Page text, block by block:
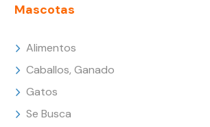
Mascotas
Alimentos
Caballos, Ganado
Gatos
Se Busca